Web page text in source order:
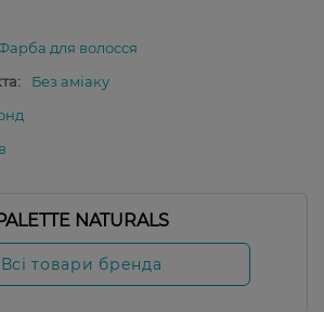
для волосся
Без аміаку
NATURALS
Всі товари бренда